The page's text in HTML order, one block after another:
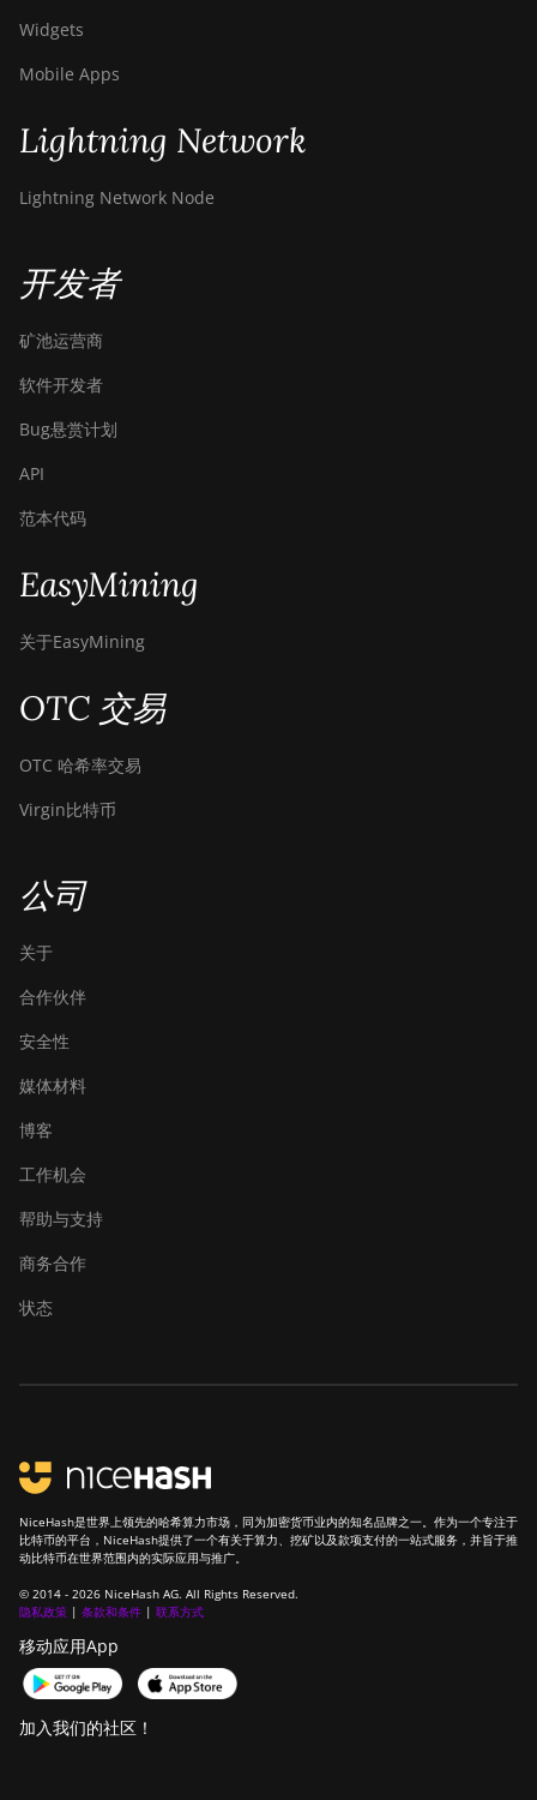
2U (865Th/s)
BITMAIN Antminer T19
Hydro (145Th)
BITMAIN Antminer T19
BITMAIN Antminer T21
(190TH)
Baikal BK-G28
Baikal Giant X10
Baikal Giant+
Bitdeer SealMiner A2 Pro
Bitdeer SealMiner A3 Hydro
Bitdeer SealMiner A3 Pro Air
Bitdeer SealMiner A3 Pro
Canaan Avalon A15-194T
Canaan Avalon A16 (282Th)
(300Th)
Canaan Avalon Made A1366
Canaan Avalon Made A1446
Canaan Avalon Made A1466
Canaan Avalon Mini 3
Canaan Avalon Nano 3
Widgets
Mobile Apps
Lightning Network
Lightning Network Node
开发者
矿池运营商
软件开发者
Bug悬赏计划
API
范本代码
EasyMining
关于EasyMining
OTC 交易
OTC 哈希率交易
Virgin比特币
公司
关于
合作伙伴
安全性
媒体材料
博客
工作机会
帮助与支持
商务合作
状态
NiceHash是世界上领先的哈希算力市场，同为加密货币业内的知名品牌之一。作为一个专注于
比特币的平台，NiceHash提供了一个有关于算力、挖矿以及款项支付的一站式服务，并旨于推
动比特币在世界范围内的实际应用与推广。
© 2014 - 2026 NiceHash AG. All Rights Reserved.
隐私政策 | 条款和条件 | 联系方式
移动应用App
加入我们的社区！